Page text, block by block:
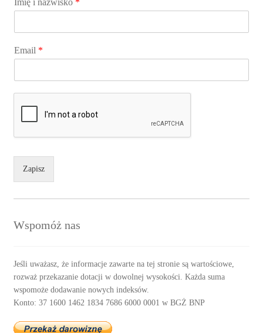
Email *
Zapisz
Wspomóż nas
Jeśli uważasz, że informacje zawarte na tej stronie są wartościowe,
rozważ przekazanie dotacji w dowolnej wysokości. Każda suma
wspomoże dodawanie nowych indeksów.
Konto: 37 1600 1462 1834 7686 6000 0001 w BGŻ BNP